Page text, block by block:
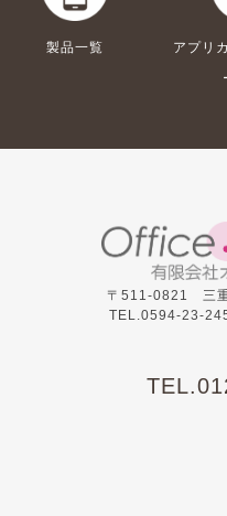
製品一覧
アプリ
〒511-0821 三
TEL.0594-23-
TEL.